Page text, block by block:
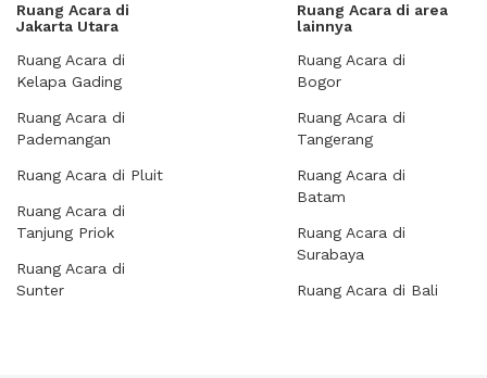
Ruang Acara di
Jakarta Utara
Ruang Acara di
Kelapa Gading
Ruang Acara di
Pademangan
Ruang Acara di Pluit
Ruang Acara di
Tanjung Priok
Ruang Acara di
Sunter
Ruang Acara di area
lainnya
Ruang Acara di
Bogor
Ruang Acara di
Tangerang
Ruang Acara di
Batam
Ruang Acara di
Surabaya
Ruang Acara di Bali